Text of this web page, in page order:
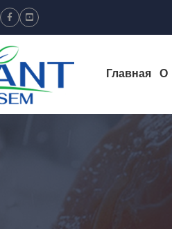
FacebookYoutube
Главная О